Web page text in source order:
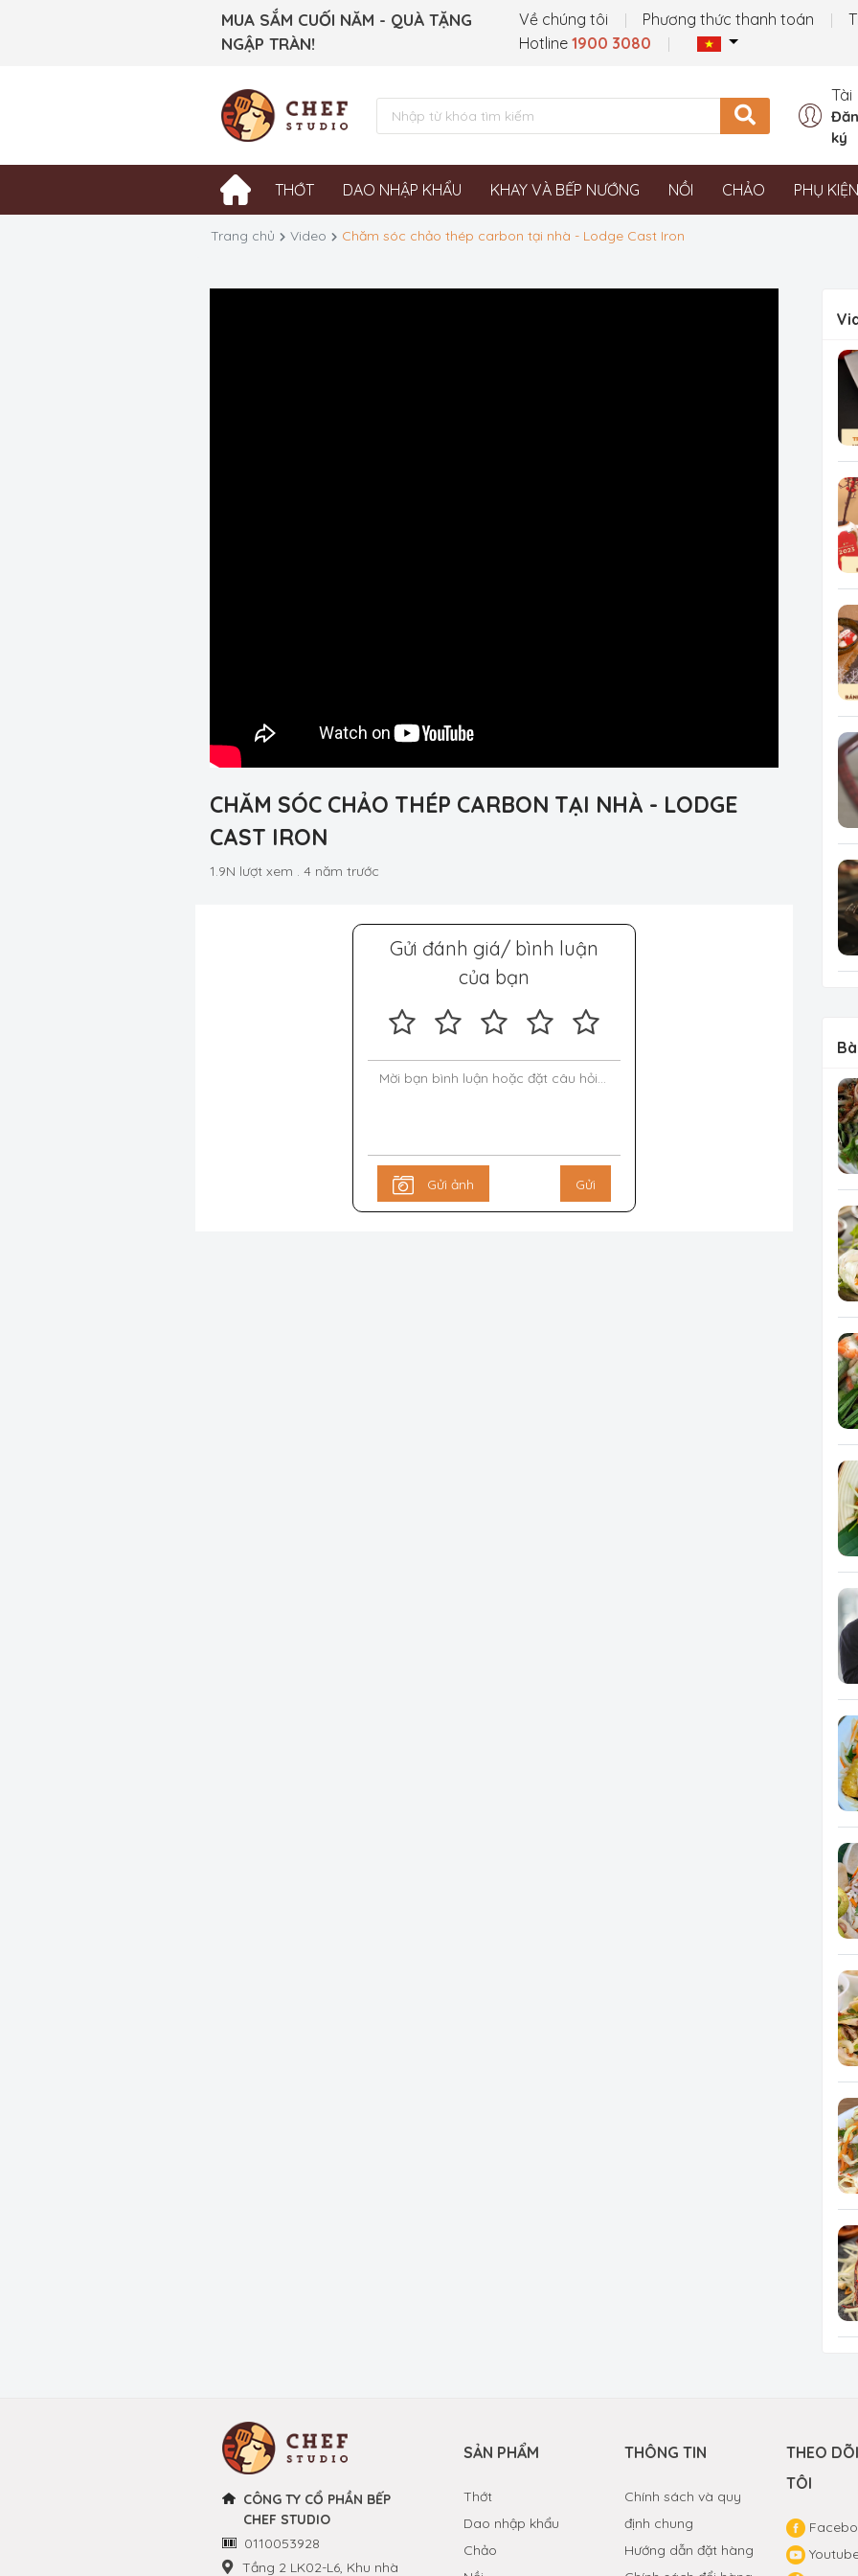
MUA SẮM CUỐI NĂM - QUÀ TẶNG
NGẬP TRÀN!
Về chúng tôi Phương thức thanh toán
Hotline1900 3080
Tài
ký
THỚT DAO NHẬP KHẨU KHAY VÀ BẾP NƯỚNG NỒI CHẢO PHỤ
Trang chủ Video Chăm sóc chảo thép carbon tại nhà - Lodge Cast Iron
CHĂM SÓC CHẢO THÉP CARBON TẠI NHÀ - LODGE
CAST IRON
1.9N lượt xem . 4 năm trước
Gửi đánh giá/ bình luận
của bạn
Gửi ảnh Gửi
CÔNG TY CỔ PHẦN BẾP
CHEF STUDIO
0110053928
Tầng 2 LK02-L6, Khu nhà
SẢN PHẨM
Thớt
Dao nhập khẩu
Chảo
THÔNG TIN
Chính sách và quy
định chung
Hướng dẫn đặt hàng
THEO
TÔI